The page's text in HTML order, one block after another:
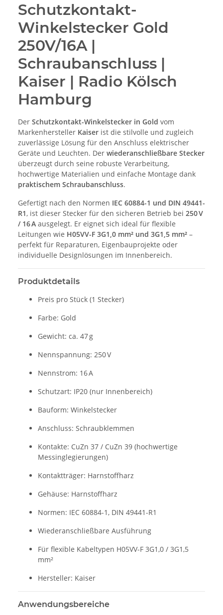
Schutzkontakt-
Winkelstecker Gold
250V/16A |
Schraubanschluss |
Kaiser | Radio Kölsch
Hamburg
Der Schutzkontakt-Winkelstecker in Gold vom
Markenhersteller Kaiser ist die stilvolle und zugleich
zuverlässige Lösung für den Anschluss elektrischer
Geräte und Leuchten. Der wiederanschließbare Stecker
überzeugt durch seine robuste Verarbeitung,
hochwertige Materialien und einfache Montage dank
praktischem Schraubanschluss.
Gefertigt nach den Normen IEC 60884-1 und DIN 49441-
R1, ist dieser Stecker für den sicheren Betrieb bei 250 V
/ 16 A ausgelegt. Er eignet sich ideal für flexible
Leitungen wie H05VV-F 3G1,0 mm² und 3G1,5 mm² –
perfekt für Reparaturen, Eigenbauprojekte oder
individuelle Designlösungen im Innenbereich.
Produktdetails
Preis pro Stück (1 Stecker)
Farbe: Gold
Gewicht: ca. 47 g
Nennspannung: 250 V
Nennstrom: 16 A
Schutzart: IP20 (nur Innenbereich)
Bauform: Winkelstecker
Anschluss: Schraubklemmen
Kontakte: CuZn 37 / CuZn 39 (hochwertige
Messinglegierungen)
Kontaktträger: Harnstoffharz
Gehäuse: Harnstoffharz
Normen: IEC 60884-1, DIN 49441-R1
Wiederanschließbare Ausführung
Für flexible Kabeltypen H05VV-F 3G1,0 / 3G1,5
mm²
Hersteller: Kaiser
Anwendungsbereiche